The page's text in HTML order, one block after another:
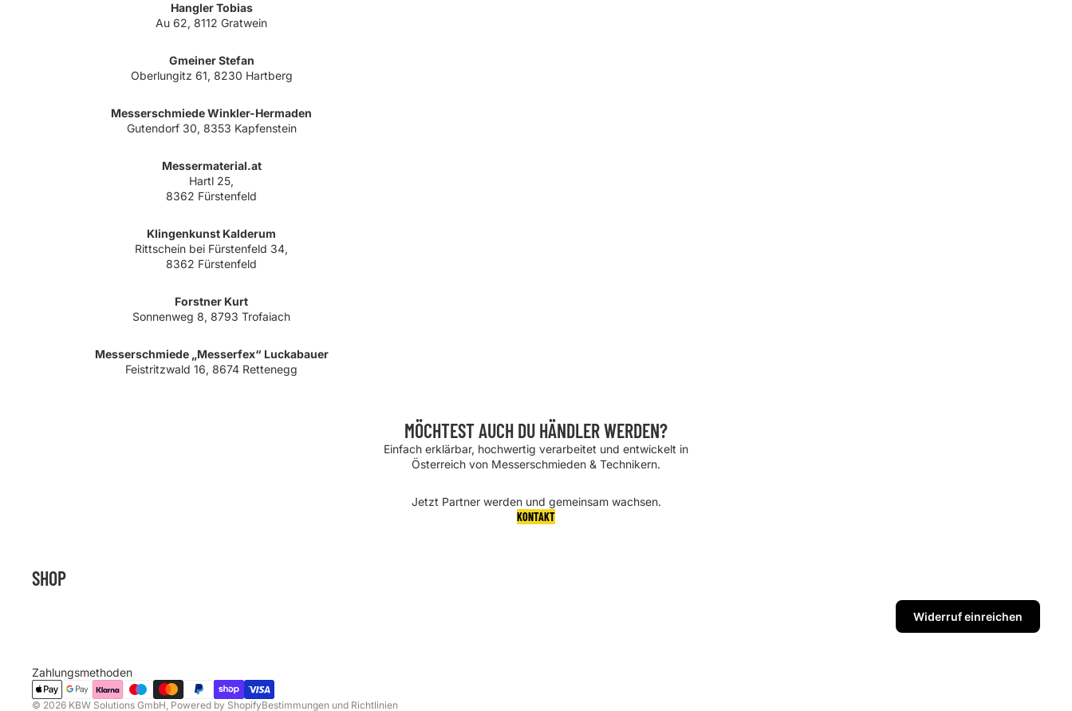
Hangler Tobias
Au 62, 8112 Gratwein
Gmeiner Stefan
Oberlungitz 61, 8230 Hartberg
Messerschmiede Winkler-Hermaden
Gutendorf 30, 8353 Kapfenstein
Messermaterial.at
Hartl 25,
8362 Fürstenfeld
Klingenkunst Kalderum
Rittschein bei Fürstenfeld 34,
8362 Fürstenfeld
Forstner Kurt
Sonnenweg 8, 8793 Trofaiach
Messerschmiede „Messerfex“ Luckabauer
Feistritzwald 16, 8674 Rettenegg
MÖCHTEST AUCH DU HÄNDLER WERDEN?
Einfach erklärbar, hochwertig verarbeitet und entwickelt in
Österreich von Messerschmieden & Technikern.
Jetzt Partner werden und gemeinsam wachsen.
KONTAKT
SHOP
Widerruf einreichen
Zahlungsmethoden
© 2026 KBW Solutions GmbH, Powered by ShopifyBestimmungen und Richtlinien